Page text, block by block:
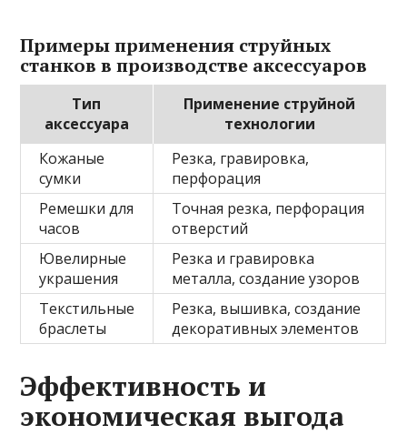
Примеры применения струйных
станков в производстве аксессуаров
Тип
аксессуара
Применение струйной
технологии
Кожаные
сумки
Резка, гравировка,
перфорация
Ремешки для
часов
Точная резка, перфорация
отверстий
Ювелирные
украшения
Резка и гравировка
металла, создание узоров
Текстильные
браслеты
Резка, вышивка, создание
декоративных элементов
Эффективность и
экономическая выгода